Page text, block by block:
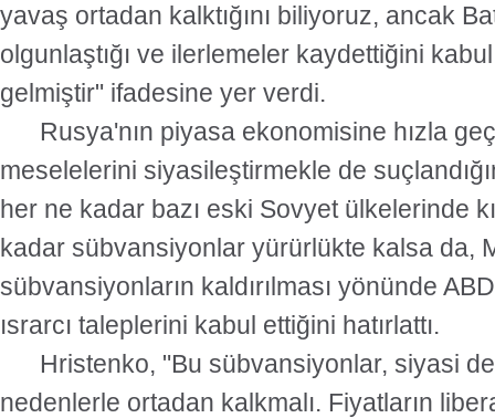
yavaş ortadan kalktığını biliyoruz, ancak
olgunlaştığı ve ilerlemeler kaydettiğini
gelmiştir" ifadesine yer verdi.
Rusya'nın piyasa ekonomisine hızla
meselelerini siyasileştirmekle de
her ne kadar bazı eski Sovyet ülkelerinde
kadar sübvansiyonlar yürürlükte kalsa da,
sübvansiyonların kaldırılması yönünde
ısrarcı taleplerini kabul ettiğini hatırlattı.
Hristenko, "Bu sübvansiyonlar, siyasi
nedenlerle ortadan kalkmalı. Fiyatların